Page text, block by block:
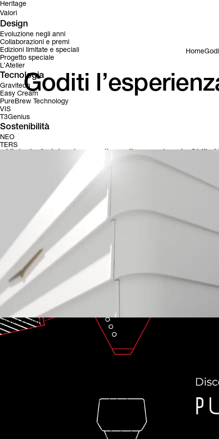
Heritage
Valori
Design
Evoluzione negli anni
Collaborazioni e premi
Edizioni limitate e speciali
Progetto speciale
L’Atelier
Tecnologia
Gravitech
Easy Cream
PureBrew Technology
VIS
T3Genius
Sostenibilità
NEO
TERS
Iconic Products
Home
Goditi
Victoria Arduino è orgogliosa di presentare lo